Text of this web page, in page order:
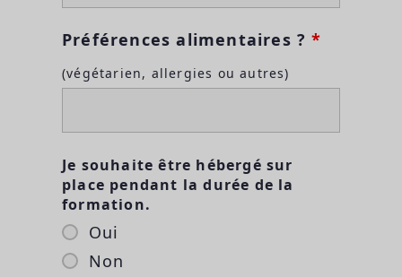
Préférences alimentaires ?*
(végétarien, allergies ou autres)
Je souhaite être hébergé sur
place pendant la durée de la
formation.
Oui
Non